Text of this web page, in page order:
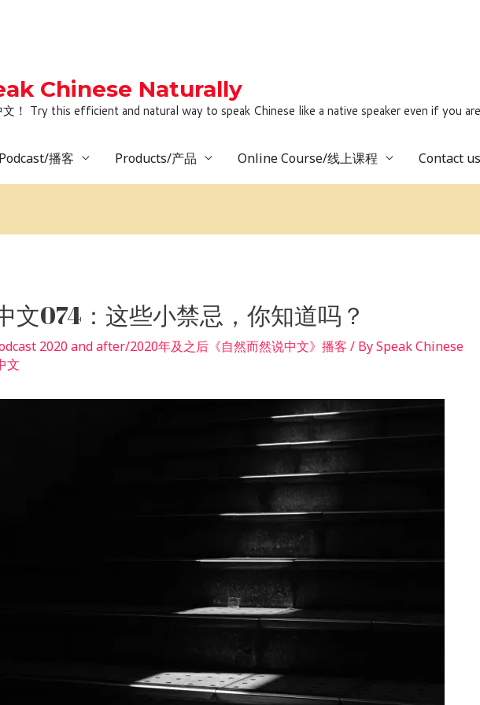
Chinese Naturally
！ Try this efficient and natural way to speak Chinese like a native speaker even if you
Podcast/播客 Products/产品 Online Course/线上课程 Contact
文074：这些小禁忌，你知道吗？
2020 and after/2020年及之后《自然而然说中文》播客 / BySpeak Chinese
文